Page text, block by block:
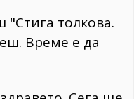
"Стига толкова.
Време е да